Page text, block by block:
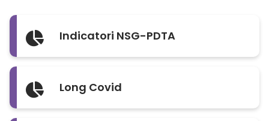
Indicatori NSG-PDTA
Long Covid